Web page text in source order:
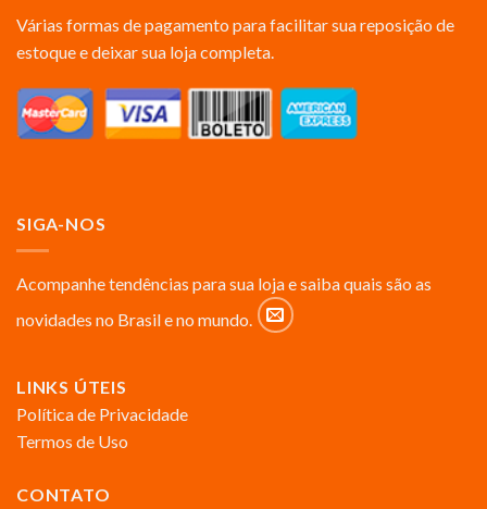
Várias formas de pagamento para facilitar sua reposição de
estoque e deixar sua loja completa.
SIGA-NOS
Acompanhe tendências para sua loja e saiba quais são as
novidades no Brasil e no mundo.
LINKS ÚTEIS
Política de Privacidade
Termos de Uso
CONTATO